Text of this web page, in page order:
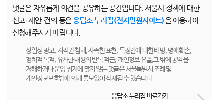
댓글은 자유롭게 의견을 공유하는 공간입니다. 서울시 정책에 대한
신고·제안·건의 등은응답소 누리집(전자민원사이트)을 이용하여
신청해주시기 바랍니다.
상업성 광고, 저작권 침해, 저속한 표현, 특정인에 대한 비방, 명예훼손,
정치적 목적, 유사한 내용의 반복적 글, 개인정보 유출,그 밖에 공익을
저해하거나 운영 취지에 맞지 않는 댓글은 서울특별시 조례 및
개인정보보호법에 의해 통보없이 삭제될 수 있습니다.
응답소 누리집 바로가기